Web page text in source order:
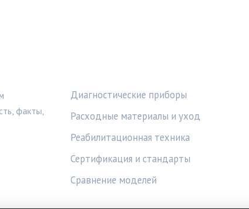
факты,
Диагностические приборы
Расходные материалы и уход
Реабилитационная техника
Сертификация и стандарты
Сравнение моделей